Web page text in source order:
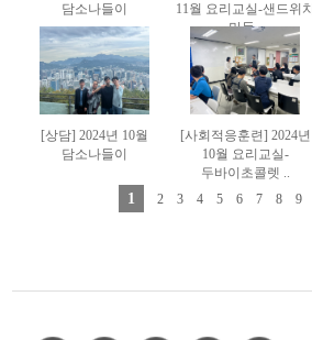
담소나들이
11월 요리교실-샌드위치
만들..
[상담] 2024년 10월
담소나들이
[사회적응훈련] 2024년
10월 요리교실-
두바이초콜렛 ..
1 2 3 4 5 6 7 8 9